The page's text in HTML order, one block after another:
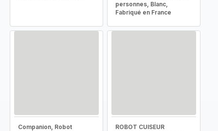
personnes, Blanc,
Fabriqué en France
Companion, Robot
ROBOT CUISEUR